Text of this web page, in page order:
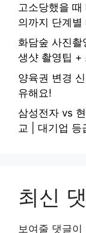
고소당했을
의까지 단계
화담숲 사진
생샷 촬영팁 +
양육권 변경
유해요!
삼성전자 vs
교 | 대기업 등
최신
보여줄 댓글이